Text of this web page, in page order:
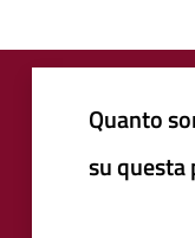
Quanto
su questa